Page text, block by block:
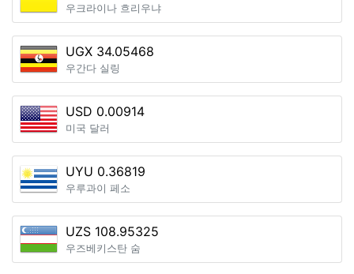
우크라이나 흐리우냐
UGX 34.05468
우간다 실링
USD 0.00914
미국 달러
UYU 0.36819
우루과이 페소
UZS 108.95325
우즈베키스탄 숨